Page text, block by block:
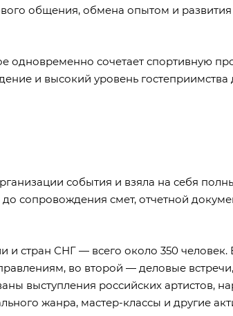
общения, обмена опытом и
одновременно сочетает спортивную
и высокий уровень
события и взяла на себя
сопровождения смет, отчетной
и стран СНГ — всего около 350
во второй — деловые встречи,
выступления российских артистов,
жанра, мастер-классы и другие